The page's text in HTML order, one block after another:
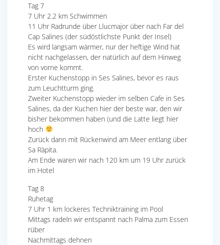
Tag 7
7 Uhr 2.2 km Schwimmen
11 Uhr Radrunde über Llucmajor über nach Far del
Cap Salines (der südöstlichste Punkt der Insel)
Es wird langsam wärmer, nur der heftige Wind hat
nicht nachgelassen, der natürlich auf dem Hinweg
von vorne kommt.
Erster Kuchenstopp in Ses Salines, bevor es raus
zum Leuchtturm ging.
Zweiter Kuchenstopp wieder im selben Cafe in Ses
Salines, da der Kuchen hier der beste war, den wir
bisher bekommen haben (und die Latte liegt hier
hoch
Zurück dann mit Rückenwind am Meer entlang über
Sa Ràpita.
Am Ende waren wir nach 120 km um 19 Uhr zurück
im Hotel
Tag 8
Ruhetag
7 Uhr 1 km lockeres Techniktraining im Pool
Mittags radeln wir entspannt nach Palma zum Essen
rüber
Nachmittags dehnen